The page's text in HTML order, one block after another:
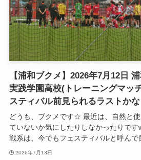
【浦和ブクメ】2026年7月12日
実践学園高校(トレーニングマッ
スティバル前見られるラストかな
どうも、ブクメです☆ 最近は、自然と
ていないか気にしたりしなかったりで
戦系は、今でもフェスティバルと呼んで
2026年7月13日